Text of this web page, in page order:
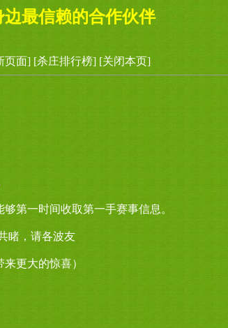
最信赖的合作伙伴
页面] [杀庄排行榜] [关闭本页]
第一时间收取第一手赛事信息。
睹，请各波友
更大的惊喜）